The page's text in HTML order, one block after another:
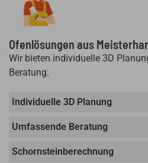
Ofenlösungen aus
Wir bieten individuelle 3D
Beratung.
Individuelle 3D Planung
Umfassende Beratung
Schornsteinberechnung